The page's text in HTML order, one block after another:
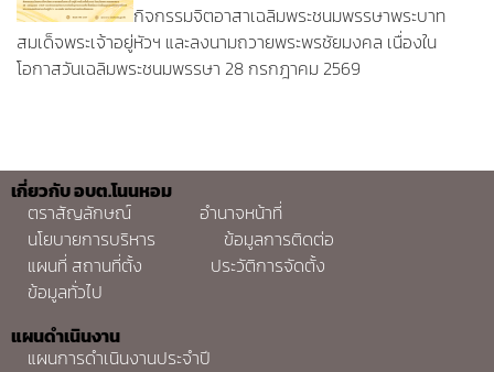
กิจกรรมจิตอาสาเฉลิมพระชนมพรรษาพระบาท
สมเด็จพระเจ้าอยู่หัวฯ และลงนามถวายพระพรชัยมงคล เนื่องใน
โอกาสวันเฉลิมพระชนมพรรษา 28 กรกฎาคม 2569
เกี่ยวกับ อบต.โนนหอม
ตราสัญลักษณ์
อำนาจหน้าที่
นโยบายการบริหาร
ข้อมูลการติดต่อ
แผนที่ สถานที่ตั้ง
ประวัติการจัดตั้ง
ข้อมูลทั่วไป
แผนดำเนินงาน
แผนการดำเนินงานประจำปี